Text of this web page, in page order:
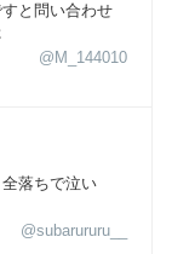
と問い合わせ
@M_144010
落ちで泣い
@subarururu__